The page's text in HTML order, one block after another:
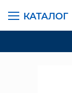
КАТАЛОГ
ГЛАВНАЯ СТРАНИЦА